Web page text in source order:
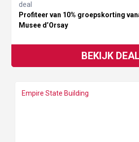
deal
Profiteer van 10% groepskorting
Musee d’Orsay
BEKIJK DEAL
Empire State Building